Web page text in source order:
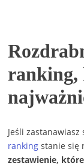
ranking,
Jeśli zastanawiasz
ranking stanie się
zestawienie,